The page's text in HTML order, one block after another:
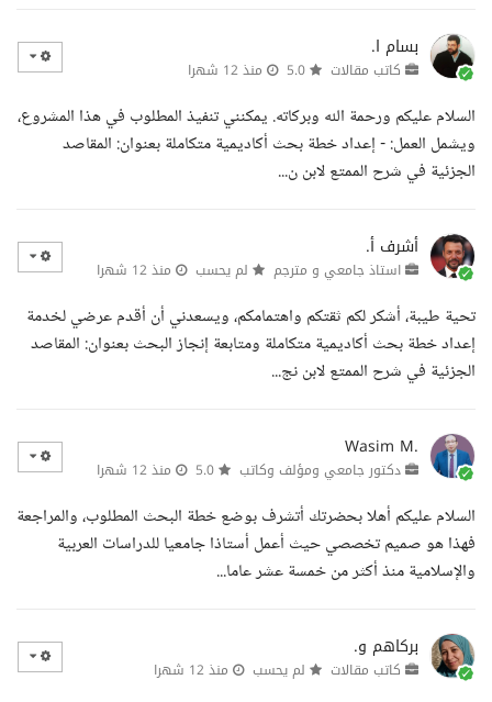
بسام ا.
كاتب مقالات منذ 12 شهرا
السلام عليكم ورحمة الله وبركاته. يمكنني تنفيذ المطلوب في هذا المشروع،
ويشمل العمل: - إعداد خطة بحث أكاديمية متكاملة بعنوان: المقاصد
الجزئية في شرح الممتع لابن ن...
أشرف أ.
استاذ جامعي و مترجم لم يحسب منذ 12 شهرا
تحية طيبة، أشكر لكم ثقتكم واهتمامكم، ويسعدني أن أقدم عرضي لخدمة
إعداد خطة بحث أكاديمية متكاملة ومتابعة إنجاز البحث بعنوان: المقاصد
الجزئية في شرح الممتع لابن نج...
Wasim M.
دكتور جامعي ومؤلف وكاتب منذ 12 شهرا
السلام عليكم أهلا بحضرتك أتشرف بوضع خطة البحث المطلوب، والمراجعة
فهذا هو صميم تخصصي حيث أعمل أستاذا جامعيا للدراسات العربية
والإسلامية منذ أكثر من خمسة عشر عاما...
بركاهم و.
كاتب مقالات لم يحسب منذ 12 شهرا